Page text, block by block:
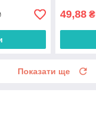
49,88 ₴
Показати ще